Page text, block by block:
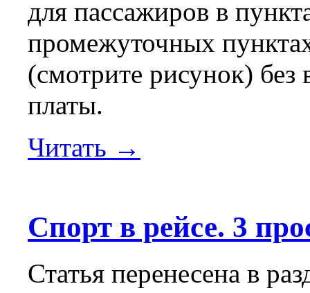
для пассажиров в
промежуточных
(смотрите рисунок)
платы.
Читать →
Спорт в рейсе. 3
Статья перенесена в